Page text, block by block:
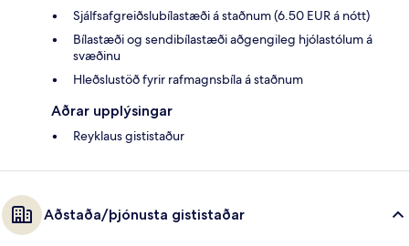
Sjálfsafgreiðslubílastæði á staðnum (6.50 EUR á nótt)
Bílastæði og sendibílastæði aðgengileg hjólastólum á
svæðinu
Hleðslustöð fyrir rafmagnsbíla á staðnum
Aðrar upplýsingar
Reyklaus gististaður
Aðstaða/þjónusta gististaðar